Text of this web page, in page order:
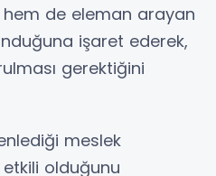
de eleman arayan
işaret ederek,
gerektiğini
meslek
etkili olduğunu